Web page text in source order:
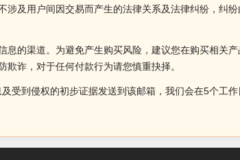
及用户间因交易而产生的法律关系及法律纠纷，纠纷
的渠道。为避免产生购买风险，建议您在购买相关
诈，对于任何付款行为请您慎重抉择。
受到侵权的初步证据发送到该邮箱，我们会在5个工